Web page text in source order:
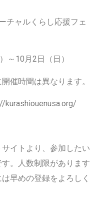
チャルくらし応援フェ
～10月2日（日）
催時間は異なります。
kurashiouenusa.org/
サイトより、参加したい
。人数制限があります
早めの登録をよろしく